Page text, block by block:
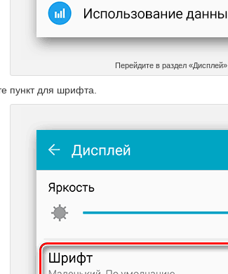
Перейдите в раздел «Дисплей»
пункт для шрифта.